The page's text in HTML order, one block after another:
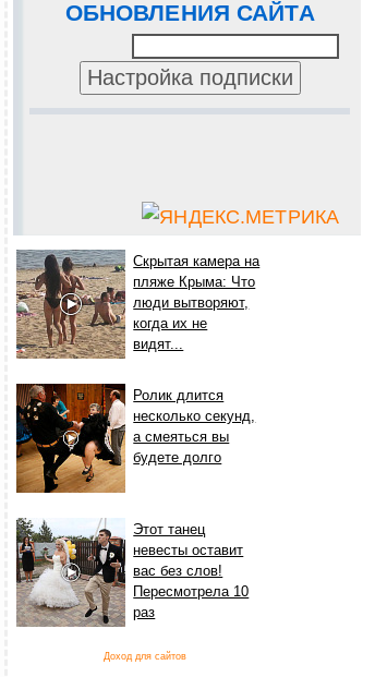
ОБНОВЛЕНИЯ САЙТА
Скрытая камера на
пляже Крыма: Что
люди вытворяют,
когда их не
видят...
Ролик длится
несколько секунд,
а смеяться вы
будете долго
Этот танец
невесты оставит
вас без слов!
Пересмотрела 10
раз
Доход для сайтов